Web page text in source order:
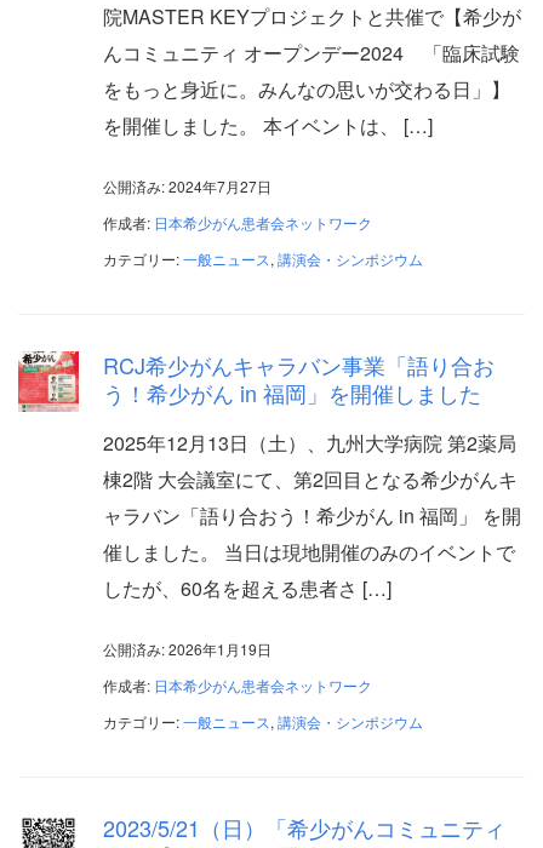
院MASTER KEYプロジェクトと共催で【希少が
んコミュニティ オープンデー2024 「臨床試験
をもっと身近に。みんなの思いが交わる日」】
を開催しました。 本イベントは、 […]
公開済み: 2024年7月27日
作成者: 日本希少がん患者会ネットワーク
カテゴリー:一般ニュース, 講演会・シンポジウム
RCJ希少がんキャラバン事業「語り合お
う！希少がん in 福岡」を開催しました
2025年12月13日（土）、九州大学病院 第2薬局
棟2階 大会議室にて、第2回目となる希少がんキ
ャラバン「語り合おう！希少がん in 福岡」 を開
催しました。 当日は現地開催のみのイベントで
したが、60名を超える患者さ […]
公開済み: 2026年1月19日
作成者: 日本希少がん患者会ネットワーク
カテゴリー:一般ニュース, 講演会・シンポジウム
2023/5/21（日）「希少がんコミュニティ